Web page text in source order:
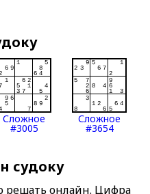
Сложное
#3005
Сложное
#3654
судоку
решать онлайн. Цифра